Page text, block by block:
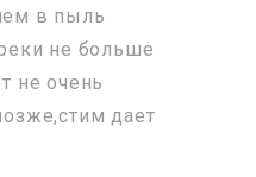
в пыль
не больше
не очень
дает